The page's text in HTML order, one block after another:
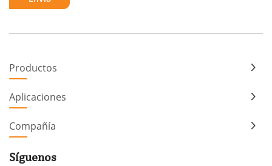
Síguenos
Productos
Aplicaciones
Compañía